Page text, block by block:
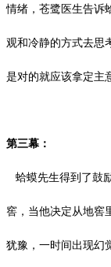
情绪，苍鹭医生告诉
观和冷静的方式去思
是对的就应该拿定主
第三幕：
蛤蟆先生得到了鼓
窖，当他决定从地窖
犹豫，一时间出现幻